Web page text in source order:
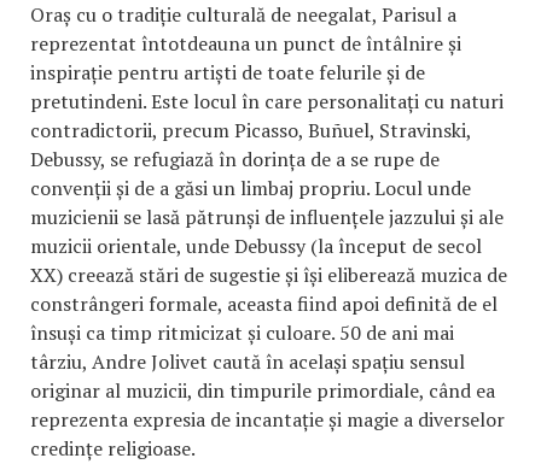
Oraș cu o tradiție culturală de neegalat, Parisul a
reprezentat întotdeauna un punct de întâlnire și
inspirație pentru artiști de toate felurile și de
pretutindeni. Este locul în care personalitați cu naturi
contradictorii, precum Picasso, Buñuel, Stravinski,
Debussy, se refugiază în dorința de a se rupe de
convenții și de a găsi un limbaj propriu. Locul unde
muzicienii se lasă pătrunși de influențele jazzului și ale
muzicii orientale, unde Debussy (la început de secol
XX) creează stări de sugestie și își eliberează muzica de
constrângeri formale, aceasta fiind apoi definită de el
însuși ca timp ritmicizat și culoare. 50 de ani mai
târziu, Andre Jolivet caută în același spațiu sensul
originar al muzicii, din timpurile primordiale, când ea
reprezenta expresia de incantație și magie a diverselor
credințe religioase.